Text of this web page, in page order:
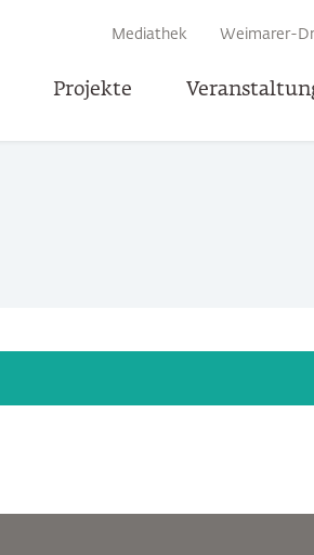
Mediathek Weimarer-
Projekte